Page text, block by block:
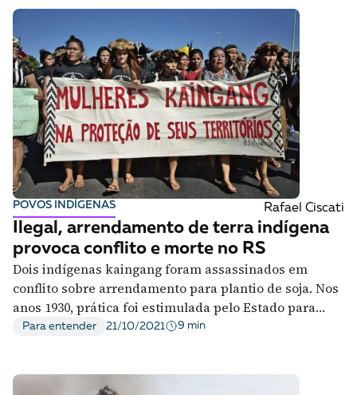
Apoie a Brasil de Direitos
A [BD] conta as histórias de quem defende
direitos humanos no Brasil. Para continuar,
esse trabalho precisa da sua doação!
VEJA COMO APOIAR!
POVOS INDÍGENAS Rafael Ciscati
Ilegal, arrendamento de terra indígena
provoca conflito e morte no RS
Dois indígenas kaingang foram assassinados em
conflito sobre arrendamento para plantio de soja. Nos
anos 1930, prática foi estimulada pelo Estado para
branquear população
Para entender 21/10/2021 9 min